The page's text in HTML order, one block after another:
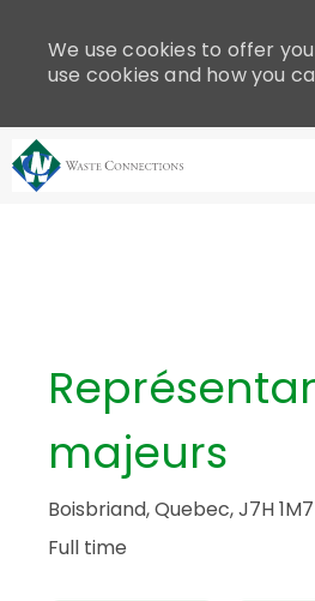
includes
an
accessibility
people
disabilities
We use cookies to offer
use cookies and how you
majeurs
Boisbriand, Quebec, J7H 1M7
Full time